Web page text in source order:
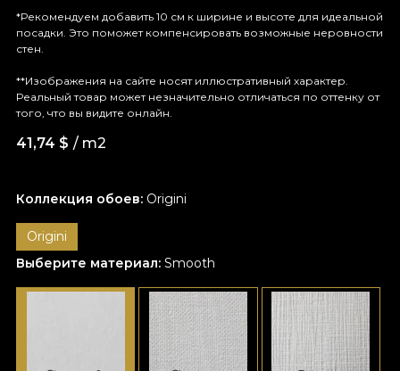
Коллекция обоев: Origini
Origini
Выберите материал: Smooth
*Рекомендуем добавить 10 см к ширине и высоте для идеальной
посадки. Это поможет компенсировать возможные неровности
стен.
**Изображения на сайте носят иллюстративный характер.
Реальный товар может незначительно отличаться по оттенку от
того, что вы видите онлайн.
41,74 $ / m2